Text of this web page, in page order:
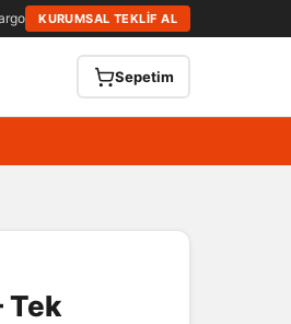
KURUMSAL TEKLİF AL
Sepetim
Tek